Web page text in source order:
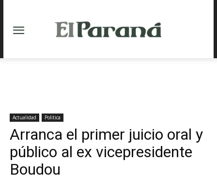
Actualidad Politica
Arranca el primer juicio oral y
público al ex vicepresidente
Boudou